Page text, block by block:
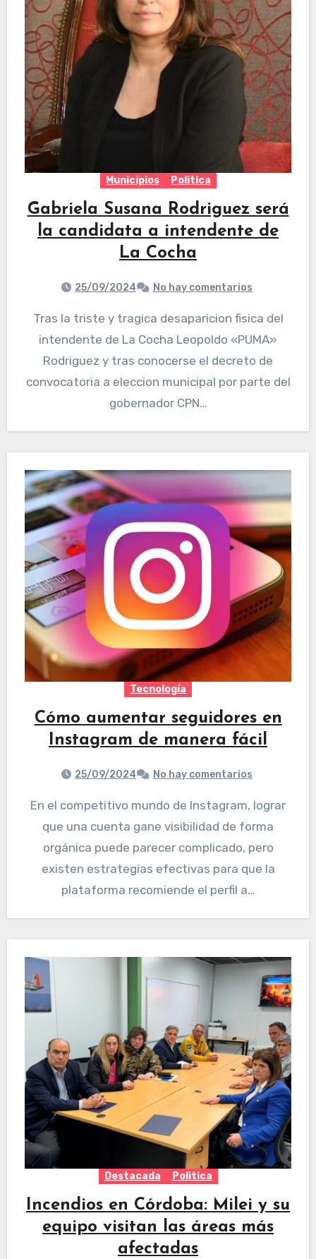
Municipios Politica
Gabriela Susana Rodriguez será
la candidata a intendente de
La Cocha
25/09/2024 No hay comentarios
Tras la triste y tragica desaparicion fisica del
intendente de La Cocha Leopoldo «PUMA»
Rodriguez y tras conocerse el decreto de
convocatoria a eleccion municipal por parte del
gobernador CPN…
Tecnología
Cómo aumentar seguidores en
Instagram de manera fácil
25/09/2024 No hay comentarios
En el competitivo mundo de Instagram, lograr
que una cuenta gane visibilidad de forma
orgánica puede parecer complicado, pero
existen estrategias efectivas para que la
plataforma recomiende el perfil a…
Destacada Politica
Incendios en Córdoba: Milei y su
equipo visitan las áreas más
afectadas